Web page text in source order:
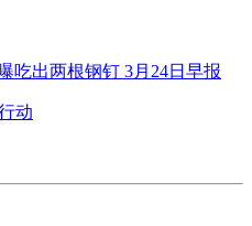
吃出两根钢钉 3月24日早报
动